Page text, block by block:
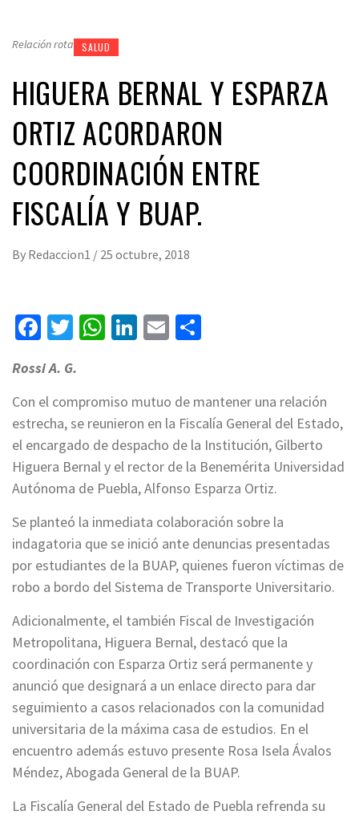
Relación rota SALUD
HIGUERA BERNAL Y ESPARZA
ORTIZ ACORDARON
COORDINACIÓN ENTRE
FISCALÍA Y BUAP.
By Redaccion1 / 25 octubre, 2018
Facebook
Twitter
WhatsApp
LinkedIn
Email
Rossi A. G.
Con el compromiso mutuo de mantener una relación
estrecha, se reunieron en la Fiscalía General del Estado,
el encargado de despacho de la Institución, Gilberto
Higuera Bernal y el rector de la Benemérita Universidad
Autónoma de Puebla, Alfonso Esparza Ortiz.
Se planteó la inmediata colaboración sobre la
indagatoria que se inició ante denuncias presentadas
por estudiantes de la BUAP, quienes fueron víctimas de
robo a bordo del Sistema de Transporte Universitario.
Adicionalmente, el también Fiscal de Investigación
Metropolitana, Higuera Bernal, destacó que la
coordinación con Esparza Ortiz será permanente y
anunció que designará a un enlace directo para dar
seguimiento a casos relacionados con la comunidad
universitaria de la máxima casa de estudios. En el
encuentro además estuvo presente Rosa Isela Ávalos
Méndez, Abogada General de la BUAP.
La Fiscalía General del Estado de Puebla refrenda su